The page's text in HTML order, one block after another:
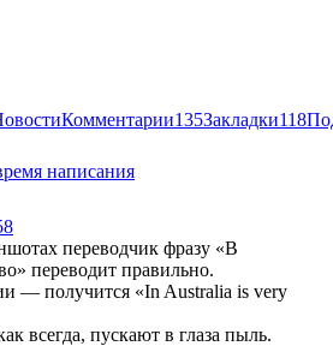
Комментарии135Закладки118
написания
переводчик фразу «В
переводит правильно.
— получится «In Australia is very
всегда, пускают в глаза пыль.